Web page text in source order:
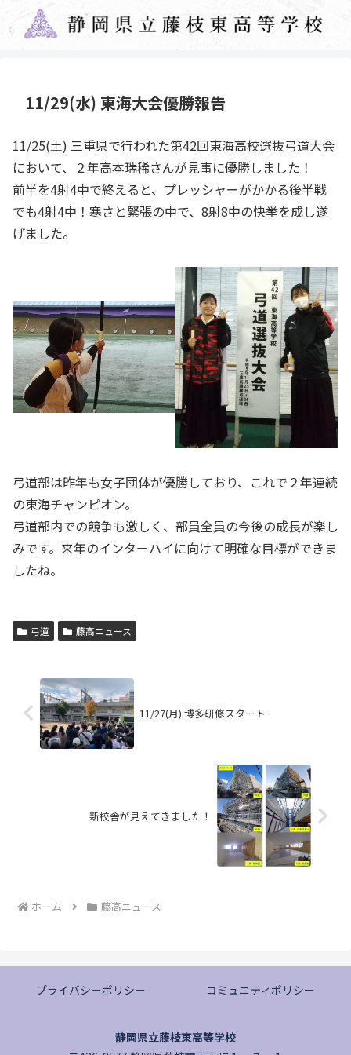
11/29(水) 東海大会優勝報告
11/25(土) 三重県で行われた第42回東海高校選抜弓道大会
において、２年高本瑞稀さんが見事に優勝しました！
前半を4射4中で終えると、プレッシャーがかかる後半戦
でも4射4中！寒さと緊張の中で、8射8中の快挙を成し遂
げました。
弓道部は昨年も女子団体が優勝しており、これで２年連続
の東海チャンピオン。
弓道部内での競争も激しく、部員全員の今後の成長が楽し
みです。来年のインターハイに向けて明確な目標ができま
したね。
弓道 藤高ニュース
11/27(月) 博多研修スタート
新校舎が見えてきました！
ホーム 藤高ニュース
プライバシーポリシー コミュニティポリシー
静岡県立藤枝東高等学校